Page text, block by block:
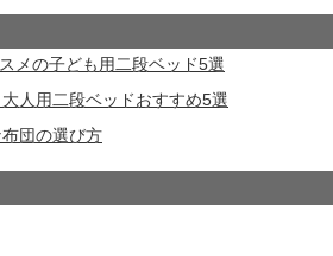
アイ […]
メの子ども用二段ベッド5選
人用二段ベッドおすすめ5選
団の選び方